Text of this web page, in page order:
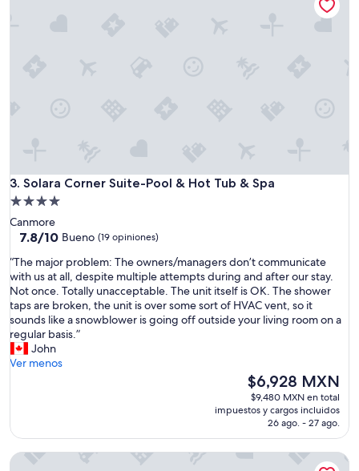
3. Solara Corner Suite-Pool & Hot Tub & Spa
Solara Corner Suite-Pool & Hot Tub & Spa
Propiedad
de
4.0
Canmore
7.8
10,
Bueno,
(19
opiniones)
7.8/10 Bueno (19 opiniones)
“
T
h
e
m
a
j
o
b
e
“The major problem: The owners/managers don’t communicate
with us at all, despite multiple attempts during and after our stay.
Not once. Totally unacceptable. The unit itself is OK. The shower
taps are broken, the unit is over some sort of HVAC vent, so it
sounds like a snowblower is going off outside your living room on a
regular basis.”
John
Ver menos
El
precio
actual
de
$6,928 MXN
$6,928 MXN
$9,480 MXN en total
impuestos y cargos incluidos
26 ago. - 27 ago.
Hidden Ridge Resort